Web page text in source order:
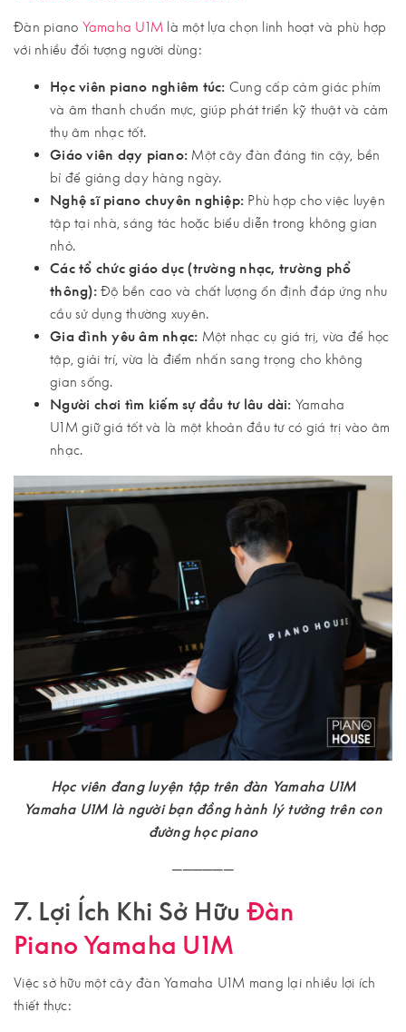
Đàn piano Yamaha U1M là một lựa chọn linh hoạt và phù hợp
với nhiều đối tượng người dùng:
Học viên piano nghiêm túc: Cung cấp cảm giác phím
và âm thanh chuẩn mực, giúp phát triển kỹ thuật và cảm
thụ âm nhạc tốt.
Giáo viên dạy piano: Một cây đàn đáng tin cậy, bền
bỉ để giảng dạy hàng ngày.
Nghệ sĩ piano chuyên nghiệp: Phù hợp cho việc luyện
tập tại nhà, sáng tác hoặc biểu diễn trong không gian
nhỏ.
Các tổ chức giáo dục (trường nhạc, trường phổ
thông):Độ bền cao và chất lượng ổn định đáp ứng nhu
cầu sử dụng thường xuyên.
Gia đình yêu âm nhạc: Một nhạc cụ giá trị, vừa để học
tập, giải trí, vừa là điểm nhấn sang trọng cho không
gian sống.
Người chơi tìm kiếm sự đầu tư lâu dài: Yamaha
U1M giữ giá tốt và là một khoản đầu tư có giá trị vào âm
nhạc.
Học viên đang luyện tập trên đàn Yamaha U1M
Yamaha U1M là người bạn đồng hành lý tưởng trên con
đường học piano
──────
7. Lợi Ích Khi Sở Hữu Đàn
Piano Yamaha U1M
Việc sở hữu một cây đàn Yamaha U1M mang lại nhiều lợi ích
thiết thực: